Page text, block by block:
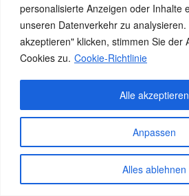
personalisierte Anzeigen oder Inhalte
unseren Datenverkehr zu analysieren.
akzeptieren" klicken, stimmen Sie der
Cookies zu. Cookie-Richtlinie
Anpassen
Alles ablehnen
Alle akzeptieren